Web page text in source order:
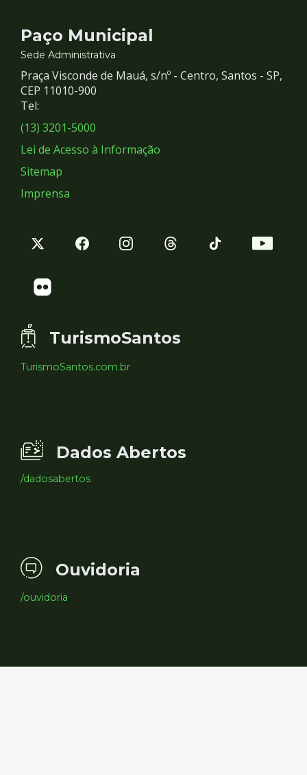
Contato
e
Redes
Sociais
Paço Municipal
Sede Administrativa
Praça Visconde de Mauá, s/nº - Centro, Santos - SP,
CEP 11010-900
Tel:
(13) 3201-5000
Lei de Acesso à Informação
Sitemap
Imprensa
TurismoSantos
TurismoSantos.com.br
Dados Abertos
/dadosabertos
Ouvidoria
/ouvidoria